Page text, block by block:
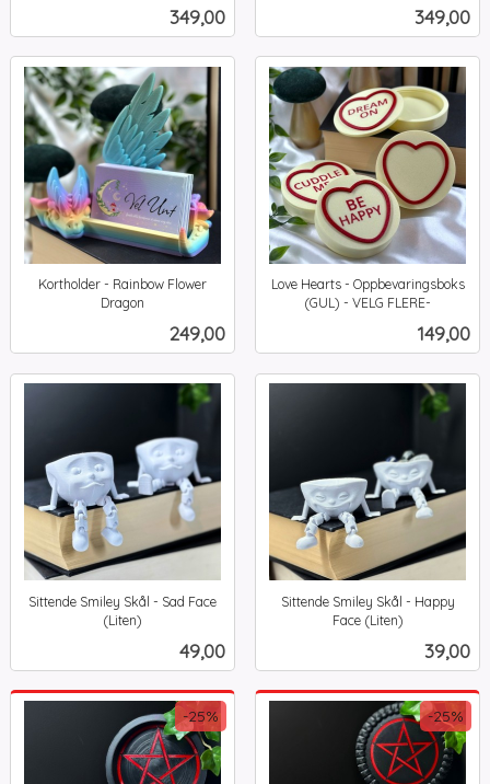
Pris
349,00 Pris
349,00
Kortholder - Rainbow Flower
Dragon
Pris
249,00
Love Hearts - Oppbevaringsboks
(GUL) - VELG FLERE-
Pris
149,00
Sittende Smiley Skål - Sad Face
(Liten)
Pris
49,00
Sittende Smiley Skål - Happy
Face (Liten)
Pris
39,00
-25% -25%